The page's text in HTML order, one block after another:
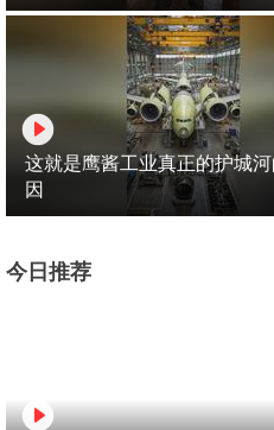
这就是鹰酱工业真正的护城
因
今日推荐